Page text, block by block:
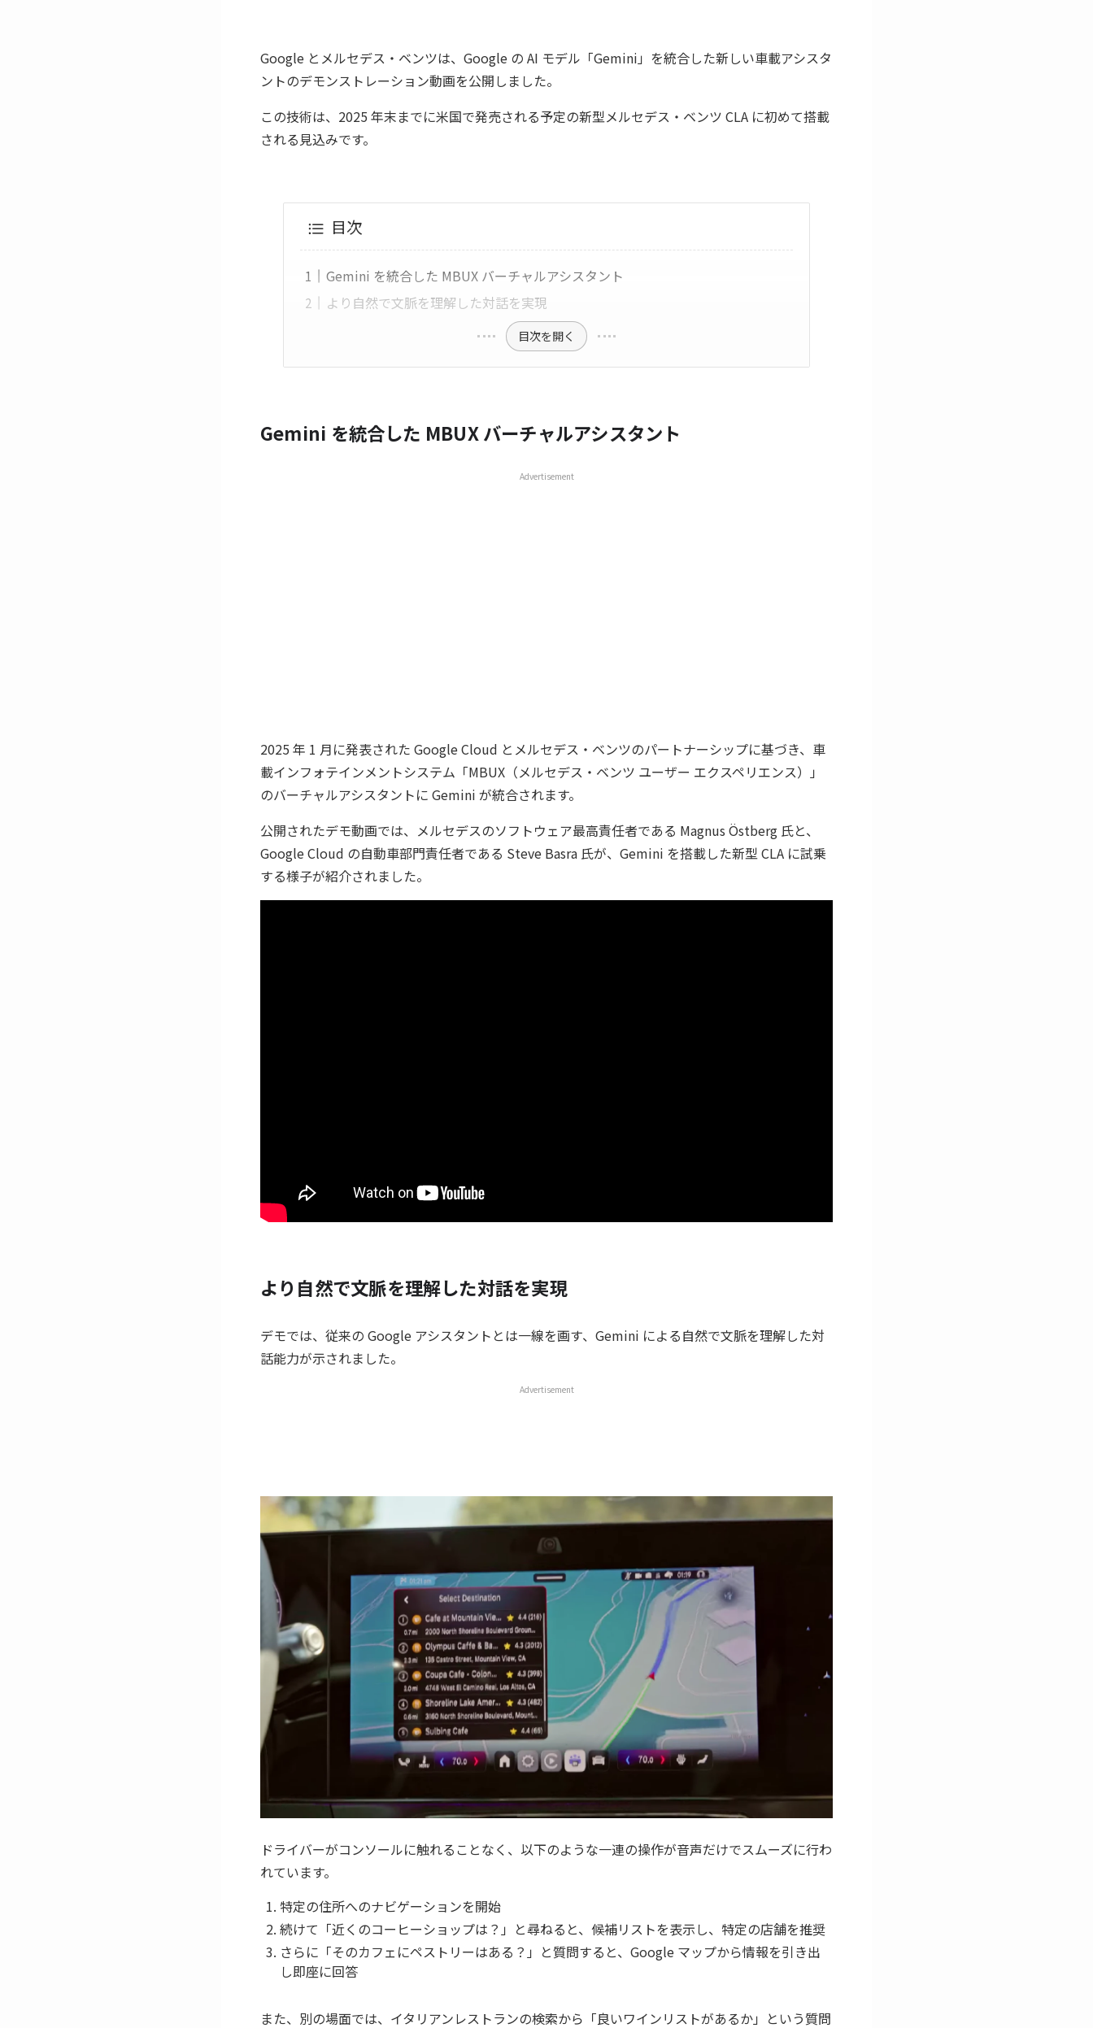
Google とメルセデス・ベンツは、Google の AI モデル「Gemini」を統合した新しい車載アシスタ
ントのデモンストレーション動画を公開しました。
この技術は、2025 年末までに米国で発売される予定の新型メルセデス・ベンツ CLA に初めて搭載
される見込みです。
目次
Gemini を統合した MBUX バーチャルアシスタント
より自然で文脈を理解した対話を実現
目次を開く
Gemini を統合した MBUX バーチャルアシスタント
Advertisement
2025 年 1 月に発表された Google Cloud とメルセデス・ベンツのパートナーシップに基づき、車
載インフォテインメントシステム「MBUX（メルセデス・ベンツ ユーザー エクスペリエンス）」
のバーチャルアシスタントに Gemini が統合されます。
公開されたデモ動画では、メルセデスのソフトウェア最高責任者である Magnus Östberg 氏と、
Google Cloud の自動車部門責任者である Steve Basra 氏が、Gemini を搭載した新型 CLA に試乗
する様子が紹介されました。
より自然で文脈を理解した対話を実現
デモでは、従来の Google アシスタントとは一線を画す、Gemini による自然で文脈を理解した対
話能力が示されました。
Advertisement
ドライバーがコンソールに触れることなく、以下のような一連の操作が音声だけでスムーズに行わ
れています。
特定の住所へのナビゲーションを開始
続けて「近くのコーヒーショップは？」と尋ねると、候補リストを表示し、特定の店舗を推奨
さらに「そのカフェにペストリーはある？」と質問すると、Google マップから情報を引き出
し即座に回答
また、別の場面では、イタリアンレストランの検索から「良いワインリストがあるか」という質問